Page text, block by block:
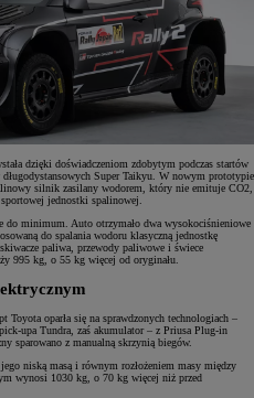
dzięki doświadczeniom zdobytym podczas startów
Super Taikyu. W nowym prototypie
silnik zasilany wodorem, który nie emituje CO2,
jednostki spalinowej.
minimum. Auto otrzymało dwa wysokociśnieniowe
do spalania wodoru klasyczną jednostkę
paliwa, przewody paliwowe i świece
995 kg, o 55 kg więcej od oryginału.
Toyota oparła się na sprawdzonych technologiach –
upa Tundra, zaś akumulator – z Priusa Plug-in
sparowano z manualną skrzynią biegów.
niską masą i równym rozłożeniem masy między
wynosi 1030 kg, o 70 kg więcej niż przed